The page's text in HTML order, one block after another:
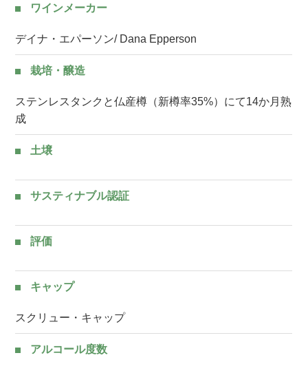
ワインメーカー
デイナ・エパーソン/ Dana Epperson
栽培・醸造
ステンレスタンクと仏産樽（新樽率35%）にて14か月熟
成
土壌
サスティナブル認証
評価
キャップ
スクリュー・キャップ
アルコール度数